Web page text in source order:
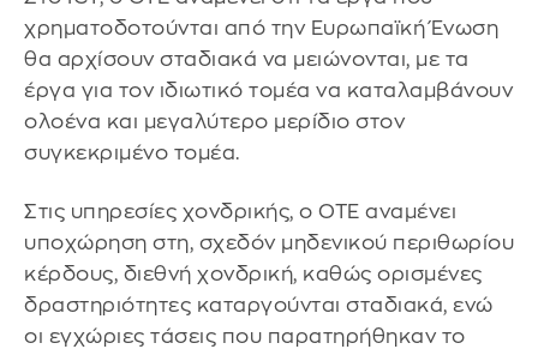
χρηματοδοτούνται από την Ευρωπαϊκή Ένωση
θα αρχίσουν σταδιακά να μειώνονται, με τα
έργα για τον ιδιωτικό τομέα να καταλαμβάνουν
ολοένα και μεγαλύτερο μερίδιο στον
συγκεκριμένο τομέα.
Στις υπηρεσίες χονδρικής, ο ΟΤΕ αναμένει
υποχώρηση στη, σχεδόν μηδενικού περιθωρίου
κέρδους, διεθνή χονδρική, καθώς ορισμένες
δραστηριότητες καταργούνται σταδιακά, ενώ
οι εγχώριες τάσεις που παρατηρήθηκαν το